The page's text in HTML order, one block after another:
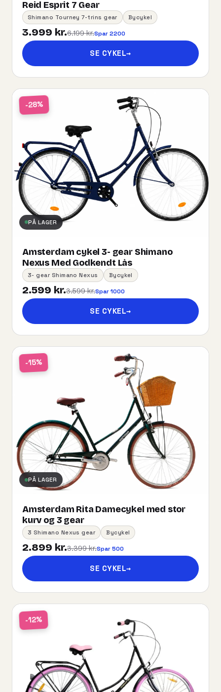
Reid Esprit 7 Gear
Shimano Tourney 7-trins gear Bycykel
3.999 kr.6.199 kr.Spar 2200
SE CYKEL→
-28%
PÅ LAGER
Amsterdam cykel 3- gear Shimano
Nexus Med Godkendt Lås
3- gear Shimano Nexus Bycykel
2.599 kr.3.599 kr.Spar 1000
SE CYKEL→
-15%
PÅ LAGER
Amsterdam Rita Damecykel med stor
kurv og 3 gear
3 Shimano Nexus gear Bycykel
2.899 kr.3.399 kr.Spar 500
SE CYKEL→
-12%